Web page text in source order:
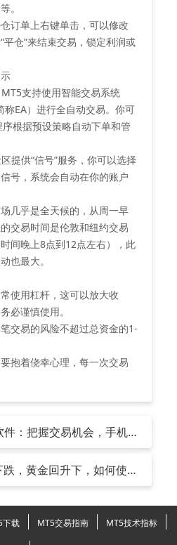
。
单上右键单击，可以修改
平仓”来结束交易，锁定利润或
支持使用智能交易系统
称EA）进行全自动交易。你可
根据预设策略自动下单和管
供“信号”服务，你可以选择
号，系统会自动在你的账户
乎是全天候的，从周一早
交易时间是伦敦和纽约交易
间晚上8点到12点左右），此
也最大。
用杠杆，这可以放大收
必谨慎使用。
易的风险不超过总资金的1-
着侥幸心理，每一次交易
：把握交易机会，手机
，黄金回升下，如何使
下载 MT5交易指南 MT5技术指标